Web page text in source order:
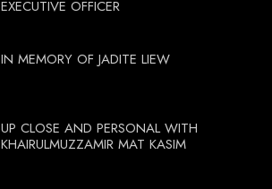
EXECUTIVE OFFICER
IN MEMORY OF JADITE LIEW
UP CLOSE AND PERSONAL WITH
KHAIRULMUZZAMIR MAT KASIM